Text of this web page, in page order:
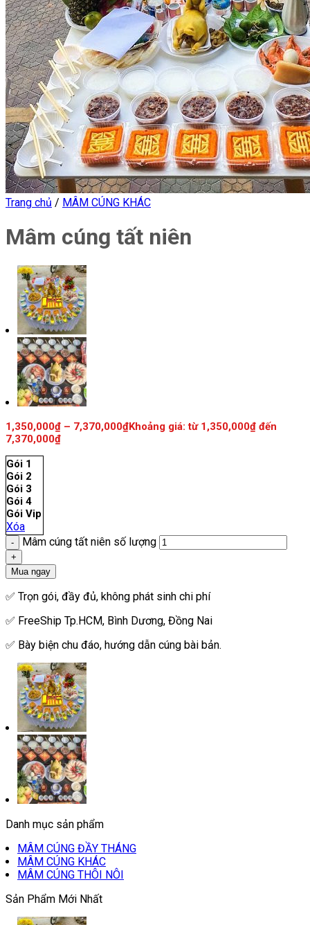
Trang chủ / MÂM CÚNG KHÁC
Mâm cúng tất niên
1,350,000₫ – 7,370,000₫Khoảng giá: từ 1,350,000₫ đến
7,370,000₫
Gói 1
Gói 2
Gói 3
Gói 4
Gói Vip
Xóa
Mâm cúng tất niên số lượng
Mua ngay
✅ Trọn gói, đầy đủ, không phát sinh chi phí
✅ FreeShip Tp.HCM, Bình Dương, Đồng Nai
✅ Bày biện chu đáo, hướng dẫn cúng bài bản.
Danh mục sản phẩm
MÂM CÚNG ĐẦY THÁNG
MÂM CÚNG KHÁC
MÂM CÚNG THÔI NÔI
Sản Phẩm Mới Nhất